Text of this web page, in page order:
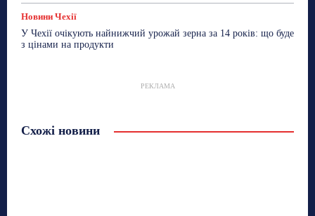
Новини Чехії
У Чехії очікують найнижчий урожай зерна за 14 років: що буде
з цінами на продукти
РЕКЛАМА
Схожі новини